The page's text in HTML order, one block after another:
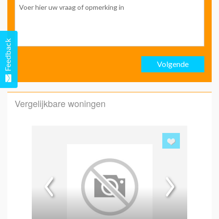
Volgende
Vergelijkbare woningen
Feedback